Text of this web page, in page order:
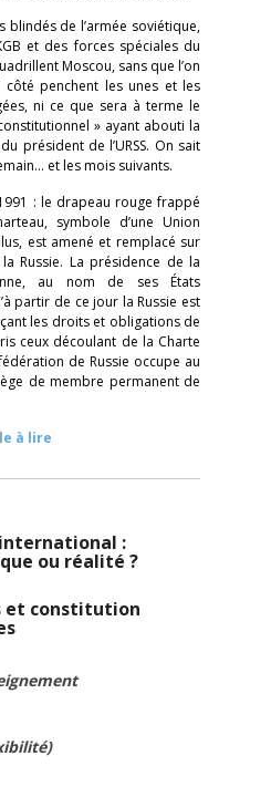
blindés de l’armée soviétique,
et des forces spéciales du
Moscou, sans que l’on
penchent les unes et les
ni ce que sera à terme le
» ayant abouti la
président de l’URSS. On sait
et les mois suivants.
: le drapeau rouge frappé
symbole d’une Union
est amené et remplacé sur
Russie. La présidence de la
au nom de ses États
partir de ce jour la Russie est
les droits et obligations de
ceux découlant de la Charte
de Russie occupe au
de membre permanent de
à lire
:
ou réalité ?
et constitution